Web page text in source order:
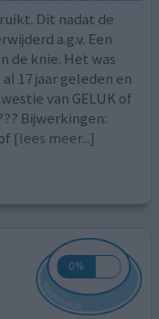
Dit nadat de
a.g.v. Een
de knie. Het was
17 jaar geleden en
van GELUK of
Bijwerkingen:
[lees meer...]